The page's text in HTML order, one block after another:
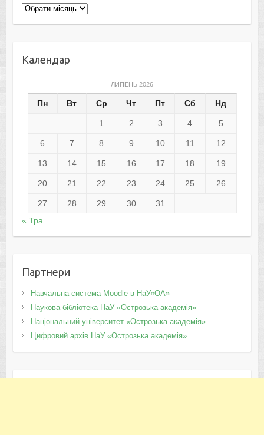
Архіви
Календар
ЛИПЕНЬ 2026
Пн Вт Ср Чт Пт Сб Нд
1 2 3 4 5
6 7 8 9 10 11 12
13 14 15 16 17 18 19
20 21 22 23 24 25 26
27 28 29 30
31
« Тра
Партнери
Навчальна система Moodle в НаУ«ОА»
Наукова бібліотека НаУ «Острозька академія»
Національний університет «Острозька академія»
Цифровий архів НаУ «Острозька академія»